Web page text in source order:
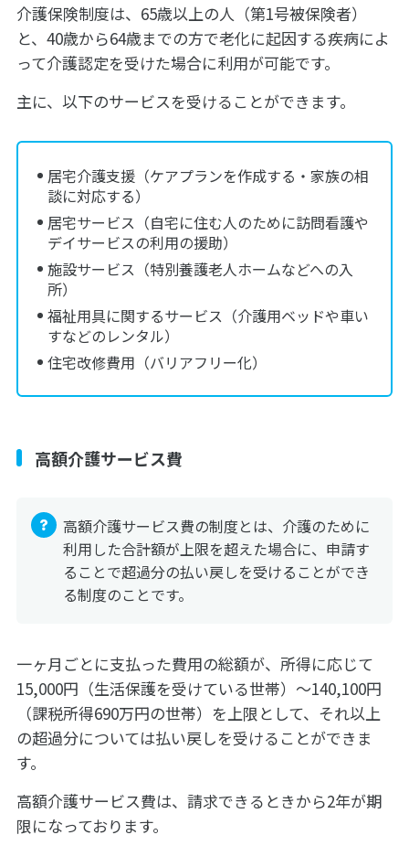
介護保険制度は、65歳以上の人（第1号被保険者）
と、40歳から64歳までの方で老化に起因する疾病によ
って介護認定を受けた場合に利用が可能です。
主に、以下のサービスを受けることができます。
居宅介護支援（ケアプランを作成する・家族の相
談に対応する）
居宅サービス（自宅に住む人のために訪問看護や
デイサービスの利用の援助）
施設サービス（特別養護老人ホームなどへの入
所）
福祉用具に関するサービス（介護用ベッドや車い
すなどのレンタル）
住宅改修費用（バリアフリー化）
高額介護サービス費
高額介護サービス費の制度とは、介護のために
利用した合計額が上限を超えた場合に、申請す
ることで超過分の払い戻しを受けることができ
る制度のことです。
一ヶ月ごとに支払った費用の総額が、所得に応じて
15,000円（生活保護を受けている世帯）〜140,100円
（課税所得690万円の世帯）を上限として、それ以上
の超過分については払い戻しを受けることができま
す。
高額介護サービス費は、請求できるときから2年が期
限になっております。